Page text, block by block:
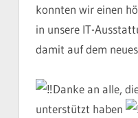
konnten wir einen
in unsere IT-
damit auf dem
Danke an alle,
unterstützt haben